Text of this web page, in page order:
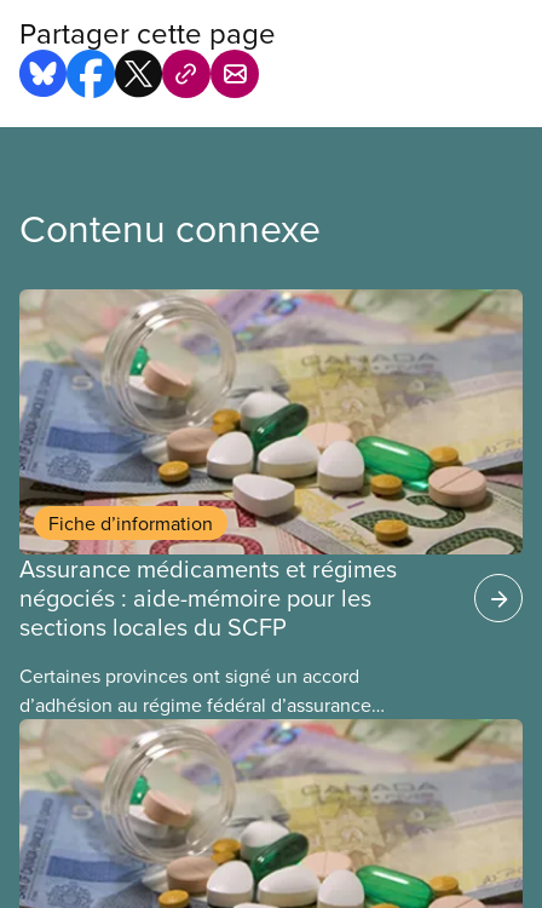
Partager cette page
Contenu connexe
Fiche d’information
Assurance médicaments et régimes
négociés : aide-mémoire pour les
sections locales du SCFP
Certaines provinces ont signé un accord
d’adhésion au régime fédéral d’assurance
médicaments. Les sections locales du SCFP dans
ces provinces s’interrogent sur l’incidence que ce
régime pourrait avoir sur leurs avantages
sociaux actuels.